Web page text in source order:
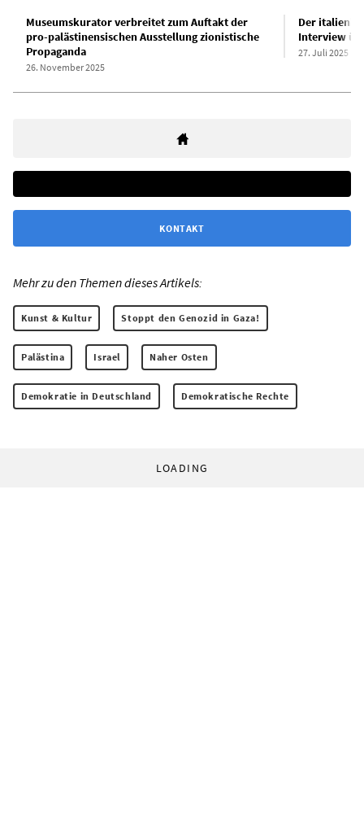
Museumskurator verbreitet zum Auftakt der
pro-palästinensischen Ausstellung zionistische
Propaganda
26. November 2025
Der
Interview
27. Juli 2025
KONTAKT
Mehr zu den Themen dieses Artikels:
Kunst & Kultur Stoppt den Genozid in Gaza!
Palästina Israel Naher Osten
Demokratie in Deutschland Demokratische Rechte
LOADING